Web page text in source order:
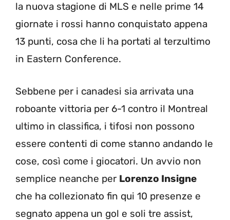
la nuova stagione di MLS e nelle prime 14
giornate i rossi hanno conquistato appena
13 punti, cosa che li ha portati al terzultimo
in Eastern Conference.
Sebbene per i canadesi sia arrivata una
roboante vittoria per 6-1 contro il Montreal
ultimo in classifica, i tifosi non possono
essere contenti di come stanno andando le
cose, così come i giocatori. Un avvio non
semplice neanche per Lorenzo Insigne
che ha collezionato fin qui 10 presenze e
segnato appena un gol e soli tre assist,